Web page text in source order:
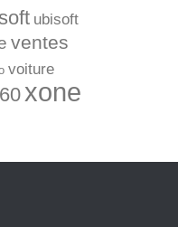
ubisoft
ventes
voiture
xone